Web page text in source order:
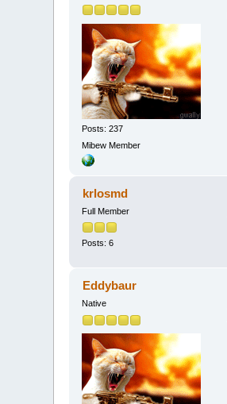
Posts: 237
Mibew Member
krlosmd
Full Member
Posts: 6
Eddybaur
Native